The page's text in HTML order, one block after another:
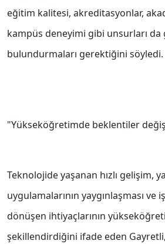
eğitim kalitesi, akreditasyonlar,
kampüs deneyimi gibi unsurları
bulundurmaları gerektiğini söyledi.
"Yükseköğretimde beklentiler
Teknolojide yaşanan hızlı gelişim,
uygulamalarının yaygınlaşması ve
dönüşen ihtiyaçlarının
şekillendirdiğini ifade eden